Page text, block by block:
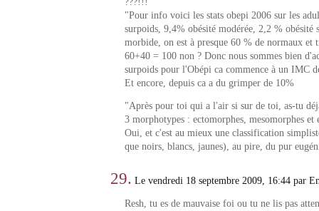
"Pour info voici les stats obepi 2006 sur les
surpoids, 9,4% obésité modérée, 2,2 % obésité
morbide, on est à presque 60 % de normaux et
60+40 = 100 non ? Donc nous sommes bien
surpoids pour l'Obépi ca commence à un IMC
Et encore, depuis ca a du grimper de 10%
"Après pour toi qui a l'air si sur de toi, as-tu
3 morphotypes : ectomorphes, mesomorphes et
Oui, et c'est au mieux une classification
que noirs, blancs, jaunes), au pire, du pur
29. Le vendredi 18 septembre 2009, 16:44 par
Resh, tu es de mauvaise foi ou tu ne lis pas